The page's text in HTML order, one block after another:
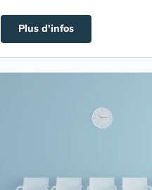
Plus d'infos